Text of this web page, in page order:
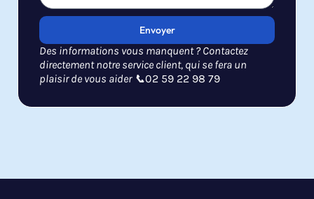
Envoyer
Des informations vous manquent ? Contactez
directement notre service client, qui se fera un
plaisir de vous aider 📞02 59 22 98 79